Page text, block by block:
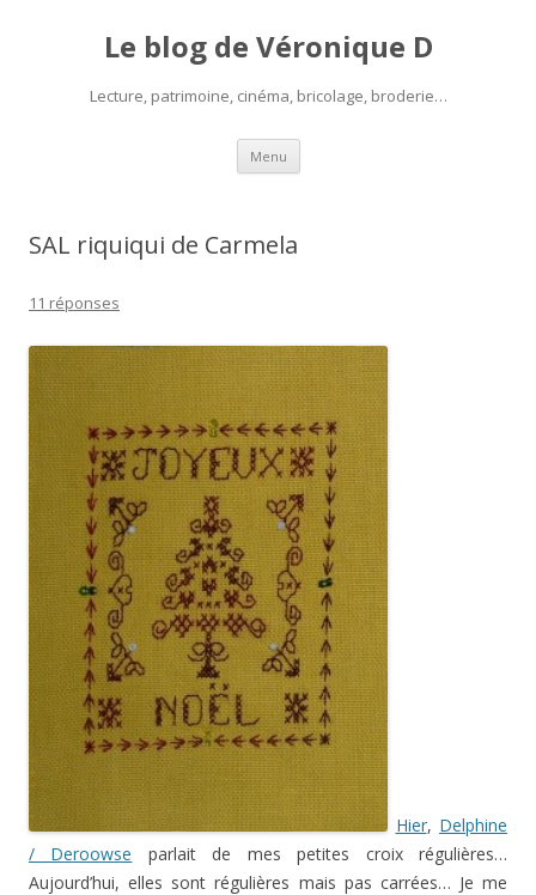
Le blog de Véronique D
Lecture, patrimoine, cinéma, bricolage, broderie…
Menu Aller
contenu
SAL riquiqui de Carmela
11 réponses
Hier, Delphine
/ Deroowse parlait de mes petites croix régulières…
Aujourd’hui, elles sont régulières mais pas carrées… Je me